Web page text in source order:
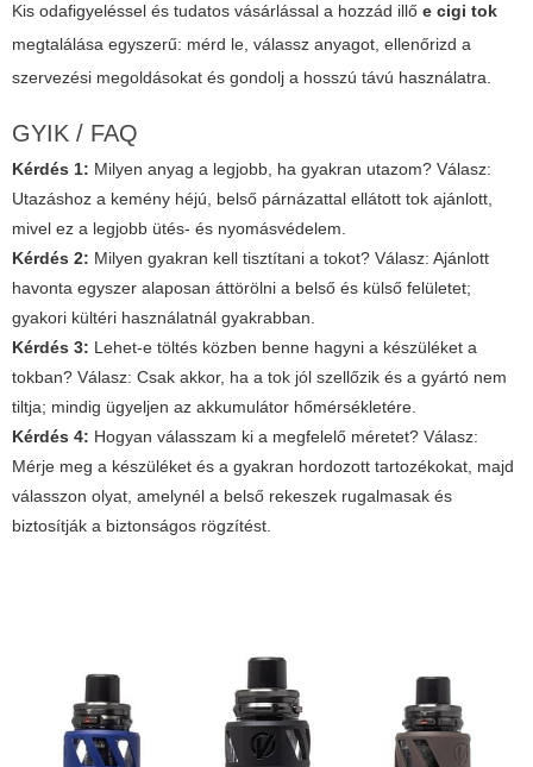
Kis odafigyeléssel és tudatos vásárlással a hozzád illő e cigi tok
megtalálása egyszerű: mérd le, válassz anyagot, ellenőrizd a
szervezési megoldásokat és gondolj a hosszú távú használatra.
GYIK / FAQ
Kérdés 1: Milyen anyag a legjobb, ha gyakran utazom? Válasz:
Utazáshoz a kemény héjú, belső párnázattal ellátott tok ajánlott,
mivel ez a legjobb ütés- és nyomásvédelem.
Kérdés 2: Milyen gyakran kell tisztítani a tokot? Válasz: Ajánlott
havonta egyszer alaposan áttörölni a belső és külső felületet;
gyakori kültéri használatnál gyakrabban.
Kérdés 3: Lehet-e töltés közben benne hagyni a készüléket a
tokban? Válasz: Csak akkor, ha a tok jól szellőzik és a gyártó nem
tiltja; mindig ügyeljen az akkumulátor hőmérsékletére.
Kérdés 4: Hogyan válasszam ki a megfelelő méretet? Válasz:
Mérje meg a készüléket és a gyakran hordozott tartozékokat, majd
válasszon olyat, amelynél a belső rekeszek rugalmasak és
biztosítják a biztonságos rögzítést.